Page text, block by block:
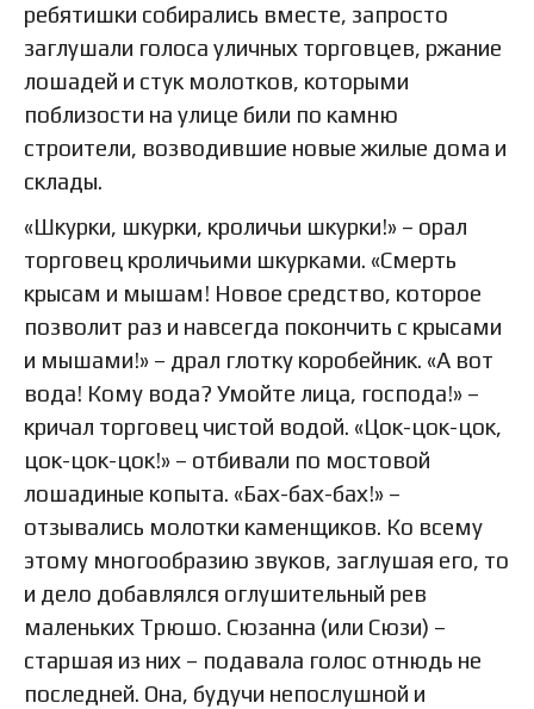
ребятишки собирались вместе, запросто
заглушали голоса уличных торговцев, ржание
лошадей и стук молотков, которыми
поблизости на улице били по камню
строители, возводившие новые жилые дома и
склады.
«Шкурки, шкурки, кроличьи шкурки!» – орал
торговец кроличьими шкурками. «Смерть
крысам и мышам! Новое средство, которое
позволит раз и навсегда покончить с крысами
и мышами!» – драл глотку коробейник. «А вот
вода! Кому вода? Умойте лица, господа!» –
кричал торговец чистой водой. «Цок-цок-цок,
цок-цок-цок!» – отбивали по мостовой
лошадиные копыта. «Бах-бах-бах!» –
отзывались молотки каменщиков. Ко всему
этому многообразию звуков, заглушая его, то
и дело добавлялся оглушительный рев
маленьких Трюшо. Сюзанна (или Сюзи) –
старшая из них – подавала голос отнюдь не
последней. Она, будучи непослушной и